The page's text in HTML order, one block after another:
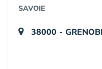
SAVOIE
38000 -